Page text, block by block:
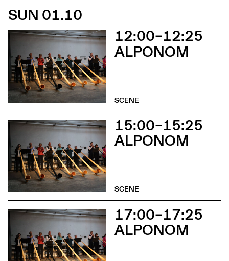
SUN 01.10
12:00–12:25
ALPONOM
SCENE
15:00–15:25
ALPONOM
SCENE
17:00–17:25
ALPONOM